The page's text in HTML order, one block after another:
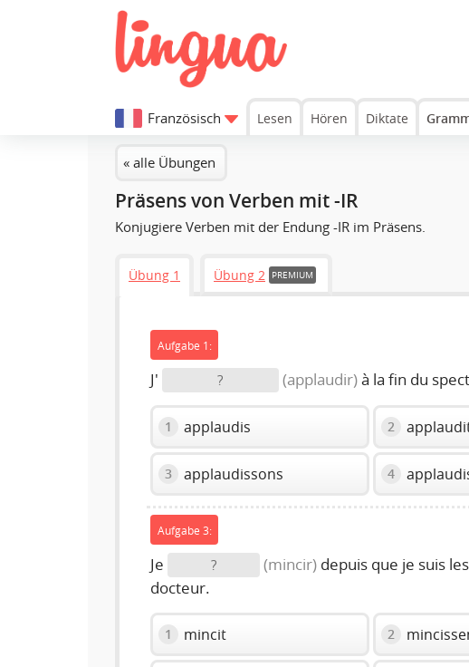
Französisch Lesen Hören Diktate
« alle Übungen
Präsens von Verben mit -IR
Konjugiere Verben mit der Endung -IR im Präsens.
Übung 1 Übung 2 PREMIUM
Aufgabe 1:
J' ? (applaudir)à la fin du
1 applaudis 2
3 applaudissons 4
Aufgabe 3:
Je ? (mincir) depuis que je suis
docteur.
1 mincit 2